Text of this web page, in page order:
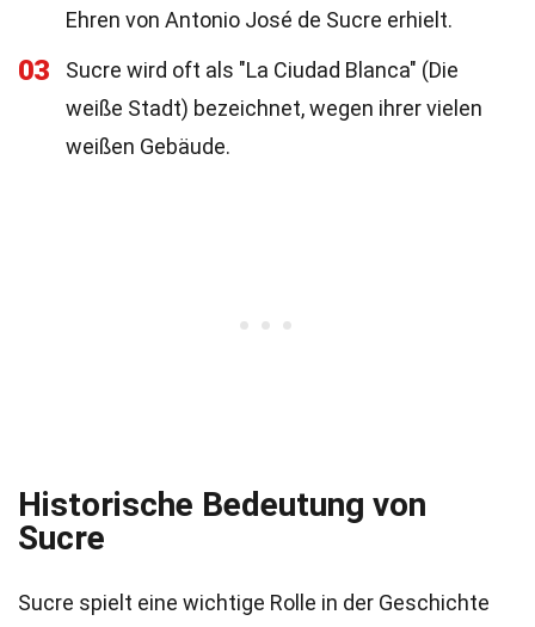
Ehren von Antonio José de Sucre erhielt.
03
Sucre wird oft als "La Ciudad Blanca" (Die
weiße Stadt) bezeichnet, wegen ihrer vielen
weißen Gebäude.
Historische Bedeutung von
Sucre
Sucre spielt eine wichtige Rolle in der Geschichte